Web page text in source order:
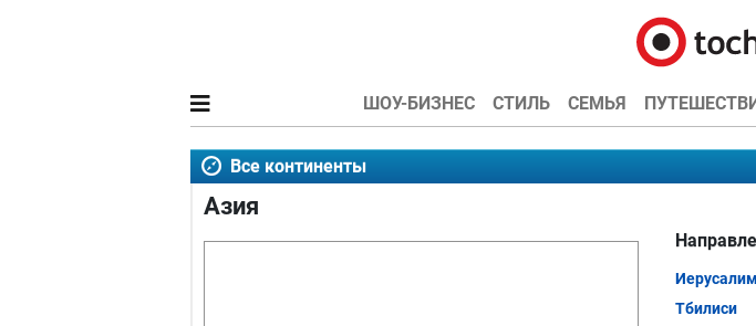
ШОУ-БИЗНЕС СТИЛЬ СЕМЬЯ
Все континенты
Азия
Иерусалим
Тбилиси